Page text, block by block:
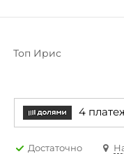
Топ Ирис
4
Достаточно